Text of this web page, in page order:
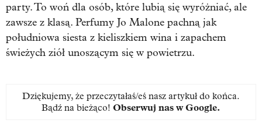
party. To woń dla osób, które lubią się wyróżniać, ale
zawsze z klasą. Perfumy Jo Malone pachną jak
południowa siesta z kieliszkiem wina i zapachem
świeżych ziół unoszącym się w powietrzu.
Dziękujemy, że przeczytałaś/eś nasz artykuł do końca.
Bądź na bieżąco! Obserwuj nas w Google.